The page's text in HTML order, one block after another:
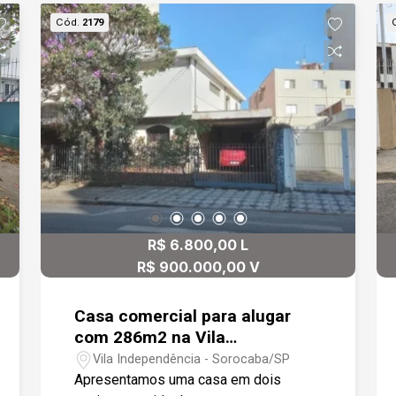
cozinha para funcionário. imóvel com
ótimo acabamento, pronto para salão,
estética. Localizado próximo a Avenida
Afonso Vergueiro, shopping e rua com
facilidade para estacionar.
Cód. 2179
R$ 6.800,00 L
R$ 900.000,00 V
Casa comercial para alugar
com 286m2 na Vila
Independência - Sorocaba
Vila Independência - Sorocaba/SP
Apresentamos uma casa em dois